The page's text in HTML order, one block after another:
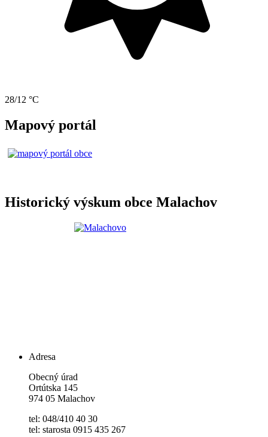
28/12 °C
Mapový portál
Historický výskum obce Malachov
Adresa
Obecný úrad
Ortútska 145
974 05 Malachov
tel: 048/410 40 30
tel: starosta 0915 435 267